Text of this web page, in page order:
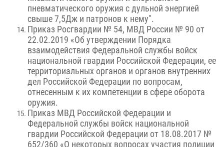
пневматического оружия с дульной энергией
свыше 7,5Дж и патронов к нему".
Приказ Росгвардии № 54, МВД России № 90 от
22.02.2019 «Об утверждении Порядка
взаимодействия Федеральной службы войск
национальной гвардии Российской Федерации, ее
территориальных органов и органов внутренних
дел Российской Федерации по вопросам,
отнесенным к их компетенции в сфере оборота
оружия.
Приказ МВД Российской Федерации и
Федеральной службы войск национальной
гвардии Российской Федерации от 18.08.2017 №
652/360 «О некоторых вопросах участия полиции